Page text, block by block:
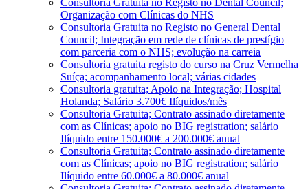
Organização com Clínicas do NHS
Consultoria Gratuita no Registo no General Dental
Council; Integração em rede de clínicas de prestígio
com parceria com o NHS; evolução na carreia
Consultoria gratuita registo do curso na Cruz Vermelha
Suíça; acompanhamento local; várias cidades
Consultoria gratuita; Apoio na Integração; Hospital
Holanda; Salário 3.700€ Ilíquidos/mês
Consultoria Gratuita; Contrato assinado diretamente
com as Clínicas; apoio no BIG registration; salário
Ilíquido entre 150.000€ a 200.000€ anual
Consultoria Gratuita; Contrato assinado diretamente
com as Clínicas; apoio no BIG registration; salário
Ilíquido entre 60.000€ a 80.000€ anual